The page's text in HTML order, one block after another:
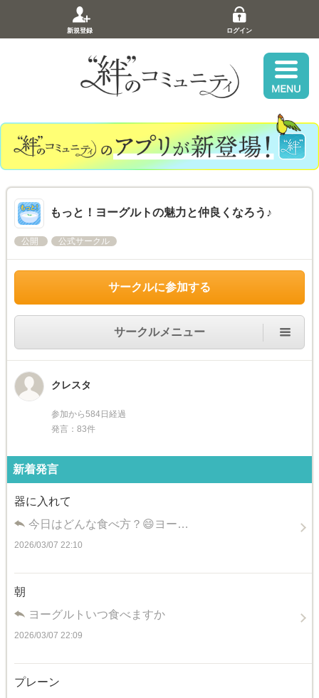
新規登録 ログイン
もっと！ヨーグルトの魅力と仲良くなろう♪
公開 公式サークル
サークルに参加する
サークルメニュー
クレスタ
参加から584日経過
発言：83件
新着発言
器に入れて
今日はどんな食べ方？😄ヨー…
2026/03/07 22:10
朝
ヨーグルトいつ食べますか
2026/03/07 22:09
プレーン